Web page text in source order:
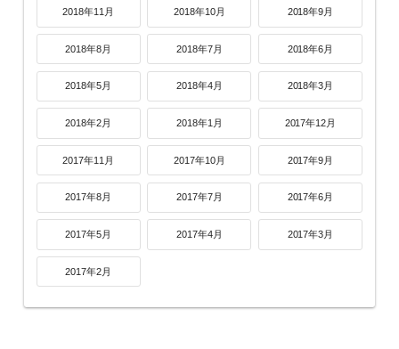
2018年11月 2018年10月 2018年9月
2018年8月 2018年7月 2018年6月
2018年5月 2018年4月 2018年3月
2018年2月 2018年1月 2017年12月
2017年11月 2017年10月 2017年9月
2017年8月 2017年7月 2017年6月
2017年5月 2017年4月 2017年3月
2017年2月